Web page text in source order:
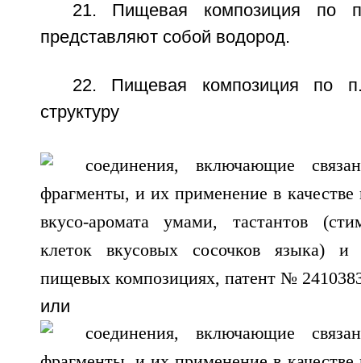
21. Пищевая композиция по
представляют собой водород.
22. Пищевая композиция по
структуру
или